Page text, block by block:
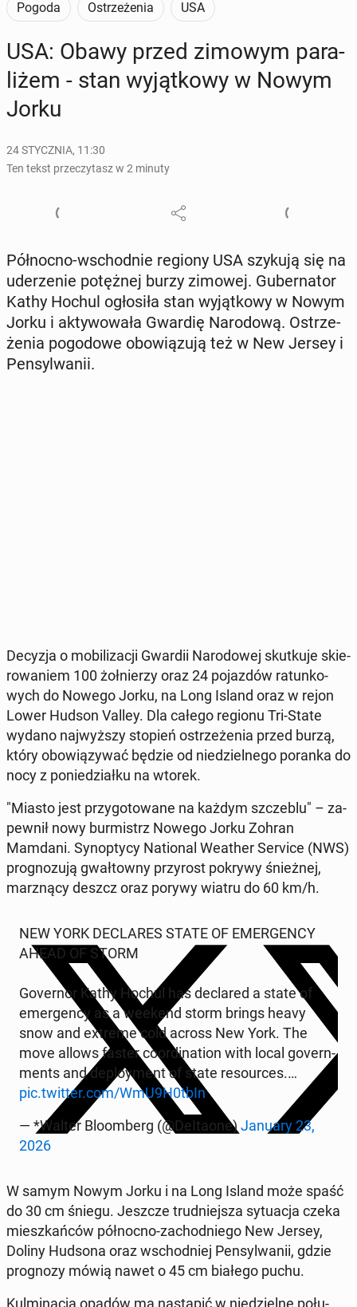
Pogoda Ostrzeżenia USA
USA: Obawy przed zimowym pa­ra­
li­żem - stan wy­jąt­ko­wy w Nowym
Jorku
24 STYCZNIA, 11:30
Ten tekst przeczytasz w 2 minuty
Pół­noc­no-wschod­nie regiony USA szykują się na
ude­rze­nie po­tęż­nej burzy zimowej. Gu­ber­na­tor
Kathy Hochul ogło­si­ła stan wy­jąt­ko­wy w Nowym
Jorku i ak­ty­wo­wa­ła Gwardię Na­ro­do­wą. Ostrze­
że­nia po­go­do­we obo­wią­zu­ją też w New Jersey i
Pen­syl­wa­nii.
Decyzja o mo­bi­li­za­cji Gwardii Na­ro­do­wej skut­ku­je skie­
ro­wa­niem 100 żoł­nie­rzy oraz 24 po­jaz­dów ra­tun­ko­
wych do Nowego Jorku, na Long Island oraz w rejon
Lower Hudson Valley. Dla całego regionu Tri-State
wydano naj­wyż­szy stopień ostrze­że­nia przed burzą,
który obo­wią­zy­wać będzie od nie­dziel­ne­go poranka do
nocy z po­nie­dział­ku na wtorek.
"Miasto jest przy­go­to­wa­ne na każdym szcze­blu" – za­
pew­nił nowy bur­mistrz Nowego Jorku Zohran
Mamdani. Syn­op­ty­cy Na­tio­nal Weather Service (NWS)
pro­gno­zu­ją gwał­tow­ny przy­rost pokrywy śnież­nej,
mar­z­ną­cy deszcz oraz porywy wiatru do 60 km/h.
NEW YORK DEC­LA­RES STATE OF EMER­GEN­CY
AHEAD OF STORM
Go­ver­nor Kathy Hochul has dec­la­red a state of
emer­gen­cy as a weekend storm brings heavy
snow and extreme cold across New York. The
move allows faster co­or­di­na­tion with local go­vern­
ments and de­ploy­ment of state re­so­ur­ces.…
pic.twitter.com/WmU9H0tbIn
— *Walter Blo­om­berg (@De­Ita­one)January 23,
2026
W samym Nowym Jorku i na Long Island może spaść
do 30 cm śniegu. Jeszcze trud­niej­sza sy­tu­acja czeka
miesz­kań­ców pół­noc­no-za­chod­nie­go New Jersey,
Doliny Hudsona oraz wschod­niej Pen­syl­wa­nii, gdzie
pro­gno­zy mówią nawet o 45 cm białego puchu.